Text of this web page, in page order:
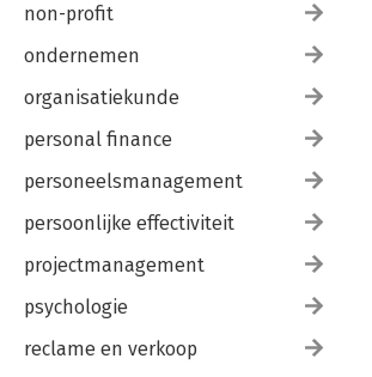
non-profit
ondernemen
organisatiekunde
personal finance
personeelsmanagement
persoonlijke effectiviteit
projectmanagement
psychologie
reclame en verkoop